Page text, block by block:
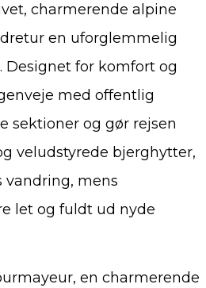
charmerende alpine
en uforglemmelig
Designet for komfort og
med offentlig
sektioner og gør rejsen
veludstyrede bjerghytter,
vandring, mens
let og fuldt ud nyde
en charmerende